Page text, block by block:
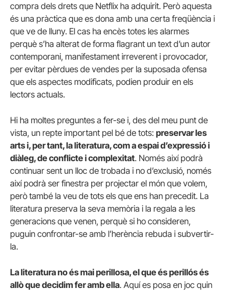
compra dels drets que Netflix ha adquirit. Però aquesta
és una pràctica que es dona amb una certa freqüència i
que ve de lluny. El cas ha encès totes les alarmes
perquè s’ha alterat de forma flagrant un text d’un autor
contemporani, manifestament irreverent i provocador,
per evitar pèrdues de vendes per la suposada ofensa
que els aspectes modificats, podien produir en els
lectors actuals.
Hi ha moltes preguntes a fer-se i, des del meu punt de
vista, un repte important pel bé de tots: preservar les
arts i, per tant, la literatura, com a espai d’expressió i
diàleg, de conflicte i complexitat. Només així podrà
continuar sent un lloc de trobada i no d’exclusió, només
així podrà ser finestra per projectar el món que volem,
però també la veu de tots els que ens han precedit. La
literatura preserva la seva memòria i la regala a les
generacions que venen, perquè si ho consideren,
puguin confrontar-se amb l’herència rebuda i subvertir-
la.
La literatura no és mai perillosa, el que és perillós és
allò que decidim fer amb ella. Aquí es posa en joc quin